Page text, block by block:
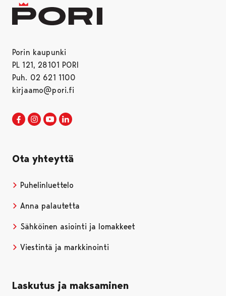
Porin kaupunki
PL 121, 28101 PORI
Puh. 02 621 1100
kirjaamo@pori.fi
Porin kaupunki Facebookissa
Avautuu uudessa välilehdessä
Porin kaupunki Instagramissa
Avautuu uudessa välilehdessä
Porin kaupunki Youtubessa
Avautuu uudessa välilehdessä
Ota yhteyttä
Puhelinluettelo
Anna palautetta
Sähköinen asiointi ja lomakkeet
Viestintä ja markkinointi
Laskutus ja maksaminen